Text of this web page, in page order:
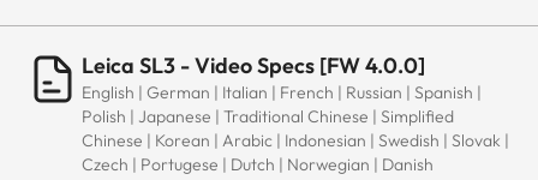
Leica SL3 - Video Specs [FW 4.0.0]
English | German | Italian | French | Russian | Spanish |
Polish | Japanese | Traditional Chinese | Simplified
Chinese | Korean | Arabic | Indonesian | Swedish | Slovak |
Czech | Portugese | Dutch | Norwegian | Danish